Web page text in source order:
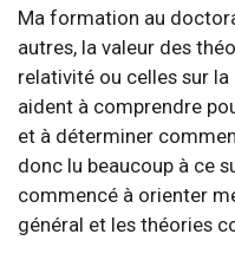
Ma formation au
autres, la valeur des
relativité ou celles sur
aident à comprendre
et à déterminer
donc lu beaucoup à ce
commencé à orienter
général et les théories